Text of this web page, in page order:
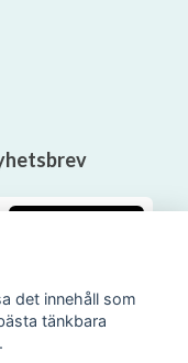
det innehåll som
tänkbara